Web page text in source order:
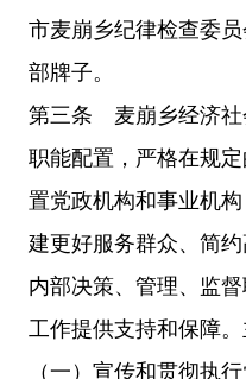
市麦崩乡纪律检查委
部牌子。
第三条 麦崩乡经济社
职能配置，严格在规
置党政机构和事业机
建更好服务群众、简
内部决策、管理、监
工作提供支持和保障。
（一）宣传和贯彻执